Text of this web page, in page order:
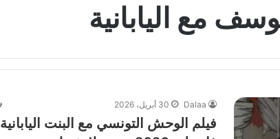
مع اليابانية
Dalaa 30 أبريل، 2026
فيلم الوحش التونسي مع البنت اليابانية